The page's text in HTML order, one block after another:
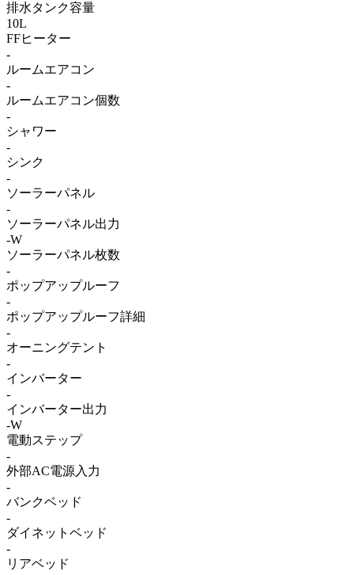
排水タンク容量
10L
FFヒーター
-
ルームエアコン
-
ルームエアコン個数
-
シャワー
-
シンク
-
ソーラーパネル
-
ソーラーパネル出力
-W
ソーラーパネル枚数
-
ポップアップルーフ
-
ポップアップルーフ詳細
-
オーニングテント
-
インバーター
-
インバーター出力
-W
電動ステップ
-
外部AC電源入力
-
バンクベッド
-
ダイネットベッド
-
リアベッド